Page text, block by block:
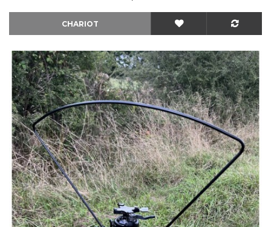
CHARIOT